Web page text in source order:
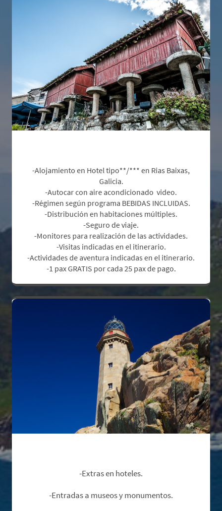
-Alojamiento en Hotel tipo**/*** en Rias Baixas,
Galicia.
-Autocar con aire acondicionado video.
-Régimen según programa BEBIDAS INCLUIDAS.
-Distribución en habitaciones múltiples.
-Seguro de viaje.
-Monitores para realización de las actividades.
-Visitas indicadas en el itinerario.
-Actividades de aventura indicadas en el itinerario.
-1 pax GRATIS por cada 25 pax de pago.
-Extras en hoteles.
-Entradas a museos y monumentos.